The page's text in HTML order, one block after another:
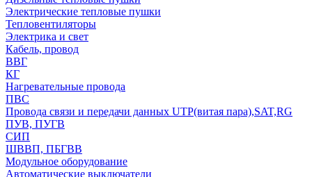
Электрические тепловые пушки
Тепловентиляторы
Электрика и свет
Кабель, провод
ВВГ
КГ
Нагревательные провода
ПВС
Провода связи и передачи данных UTP(витая пара),SAT,RG
ПУВ, ПУГВ
СИП
ШВВП, ПБГВВ
Модульное оборудование
Автоматические выключатели